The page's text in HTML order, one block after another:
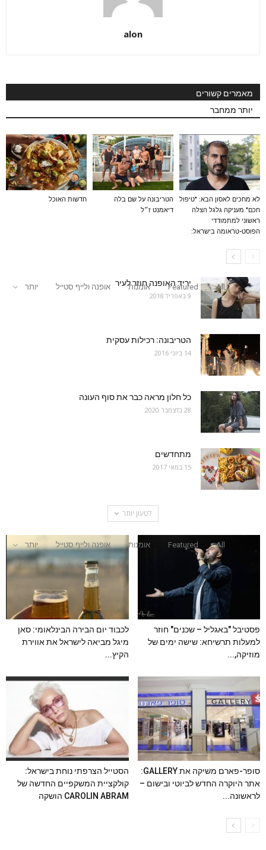
alon
מאמרים קשורים
יותר ממחבר
לא מחכים לאסון הבא: "טיפול
חכם" מעניקה גלגל הצלה
ראשוני למתמודדי
הפוסט-טראומה בישראל:
הטריבונה על שם בלה
דיאמנט ז״ל
חדשות האוכל
All
Featured אומנות אופנה ולייף סטייל יותר יריד האופנה חוזר לעיר
9 באפריל 2018
הטריבונה: רכילות עסקית
14 ביוני 2016
כל חלון מראה כבר את סוף העונה
28 בדצמבר 2020
מתחדשים
15 במאי 2017
לטעון יותר
All
Featured אומנות אופנה ולייף סטייל יותר
פסטיבל "באגליל – שכנים" חוזר
למעלות תרשיחא: שישה ימים של
מוזיקה,...
לכבוד יום הבירה הבינלאומי: סאן
מיגל מביאה לישראל את אווירת
הקיץ...
סופר-פארם משיקה את GALLERY:
אתר היוקרה החדש לביוטי ובישום –
לראשונה...
הסטייל הצרפתי נוחת בישראל:
קולקציית המשקפיים החדשה של
CAROLIN ABRAM הושקה